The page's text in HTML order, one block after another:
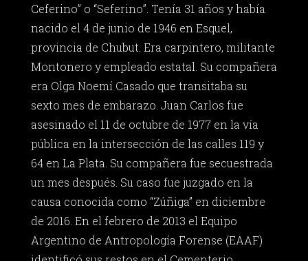
Ceferino” o “Seferino”. Tenía 31 años y había
nacido el 4 de junio de 1946 en Esquel,
provincia de Chubut. Era carpintero, militante
Montonero y empleado estatal. Su compañera
era Olga Noemí Casado que transitaba su
sexto mes de embarazo. Juan Carlos fue
asesinado el 11 de octubre de 1977 en la vía
pública en la intersección de las calles 119 y
64 en La Plata. Su compañera fue secuestrada
un mes después. Su caso fue juzgado en la
causa conocida como “Zúñiga” en diciembre
de 2016. En el febrero de 2013 el Equipo
Argentino de Antropología Forense (EAAF)